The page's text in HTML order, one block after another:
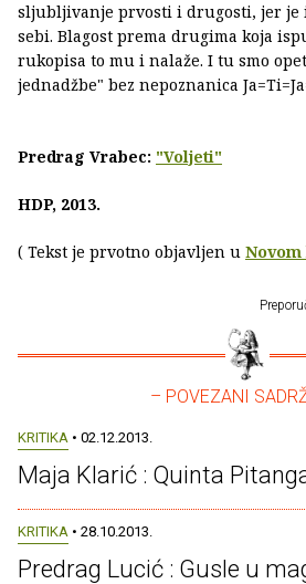
sljubljivanje prvosti i drugosti, jer je
sebi. Blagost prema drugima koja
rukopisa to mu i nalaže. I tu smo
jednadžbe" bez nepoznanica
Predrag Vrabec: "Voljeti"
HDP, 2013.
( Tekst je prvotno objavljen u
– POVEZANI
KRITIKA • 02.12.2013.
Maja Klarić : Quinta
KRITIKA • 28.10.2013.
Predrag Lucić : Gusle u